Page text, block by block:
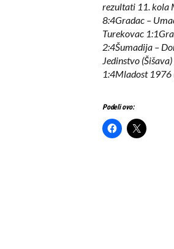
rezultati 11. kola
8:4Gradac –
Turekovac
2:4Šumadija –
Jedinstvo
1:4Mladost
Podeli ovo: